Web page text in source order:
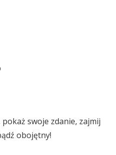
swoje zdanie, zajmij
obojętny!